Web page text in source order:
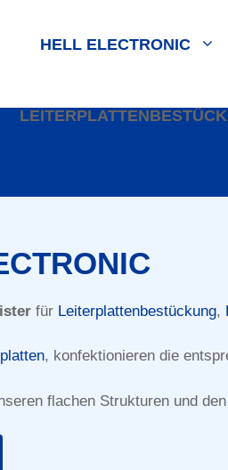
HELL ELECTRONIC
Prototypen und Kleinserien in
für Leiterplattenbestückung,
, konfektionieren die
flachen Strukturen und